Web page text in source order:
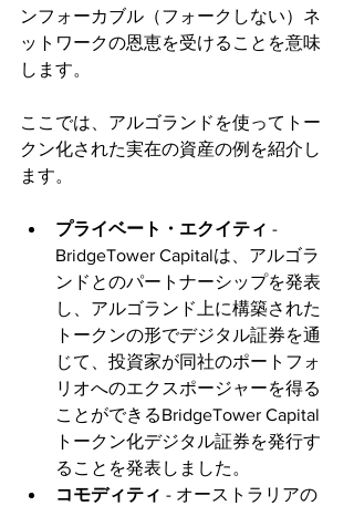
ンフォーカブル（フォークしない）ネ
ットワークの恩恵を受けることを意味
します。
ここでは、アルゴランドを使ってトー
クン化された実在の資産の例を紹介し
ます。
プライベート・エクイティ -
BridgeTower Capitalは、アルゴラ
ンドとのパートナーシップを発表
し、アルゴランド上に構築された
トークンの形でデジタル証券を通
じて、投資家が同社のポートフォ
リオへのエクスポージャーを得る
ことができるBridgeTower Capital
トークン化デジタル証券を発行す
ることを発表しました。
コモディティ - オーストラリアの